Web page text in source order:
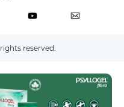
reserved.